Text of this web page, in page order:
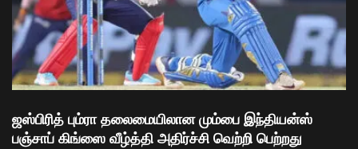
ஜஸ்பிரித் பும்ரா தலைமையிலான மும்பை இந்தியன்ஸ்
பஞ்சாப் கிங்ஸை வீழ்த்தி அதிர்ச்சி வெற்றி பெற்றது